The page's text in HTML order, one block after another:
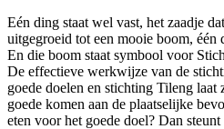
Eén ding staat wel vast, het zaadje
uitgegroeid tot een mooie boom,
En die boom staat symbool voor
De effectieve werkwijze van de
goede doelen en stichting Tileng laat
goede komen aan de plaatselijke
eten voor het goede doel? Dan